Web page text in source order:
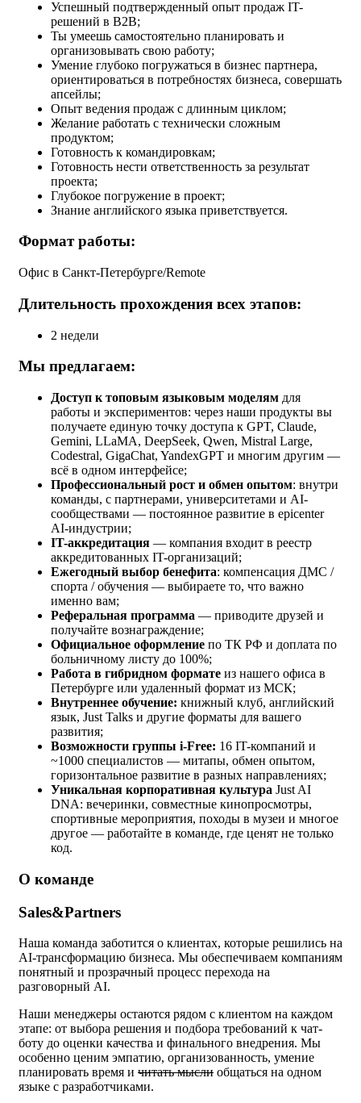
Успешный подтвержденный опыт продаж IT-
решений в В2В;
Ты умеешь самостоятельно планировать и
организовывать свою работу;
Умение глубоко погружаться в бизнес партнера,
ориентироваться в потребностях бизнеса, совершать
апсейлы;
Опыт ведения продаж с длинным циклом;
Желание работать с технически сложным
продуктом;
Готовность к командировкам;
Готовность нести ответственность за результат
проекта;
Глубокое погружение в проект;
Знание английского языка приветствуется.
Формат работы:
Офис в Санкт-Петербурге/Remote
Длительность прохождения всех этапов:
2 недели
Мы предлагаем:
Доступ к топовым языковым моделям для
работы и экспериментов: через наши продукты вы
получаете единую точку доступа к GPT, Claude,
Gemini, LLaMA, DeepSeek, Qwen, Mistral Large,
Codestral, GigaChat, YandexGPT и многим другим —
всё в одном интерфейсе;
Профессиональный рост и обмен опытом: внутри
команды, с партнерами, университетами и AI-
сообществами — постоянное развитие в epicenter
AI-индустрии;
IT-аккредитация — компания входит в реестр
аккредитованных IT-организаций;
Ежегодный выбор бенефита: компенсация ДМС /
спорта / обучения — выбираете то, что важно
именно вам;
Реферальная программа — приводите друзей и
получайте вознаграждение;
Официальное оформление по ТК РФ и доплата по
больничному листу до 100%;
Работа в гибридном формате из нашего офиса в
Петербурге или удаленный формат из МСК;
Внутреннее обучение: книжный клуб, английский
язык, Just Talks и другие форматы для вашего
развития;
Возможности группы i-Free: 16 IT-компаний и
~1000 специалистов — митапы, обмен опытом,
горизонтальное развитие в разных направлениях;
Уникальная корпоративная культура Just AI
DNA: вечеринки, совместные кинопросмотры,
спортивные мероприятия, походы в музеи и многое
другое — работайте в команде, где ценят не только
код.
О команде
Sales&Partners
Наша команда заботится о клиентах, которые решились на
AI-трансформацию бизнеса. Мы обеспечиваем компаниям
понятный и прозрачный процесс перехода на
разговорный AI.
Наши менеджеры остаются рядом с клиентом на каждом
этапе: от выбора решения и подбора требований к чат-
боту до оценки качества и финального внедрения. Мы
особенно ценим эмпатию, организованность, умение
планировать время и читать мысли общаться на одном
языке с разработчиками.